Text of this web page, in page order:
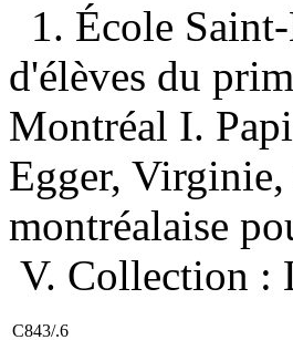
1. École
d'élèves du
Montréal I.
Egger,
montréalaise
V. Collection :
C843/.6